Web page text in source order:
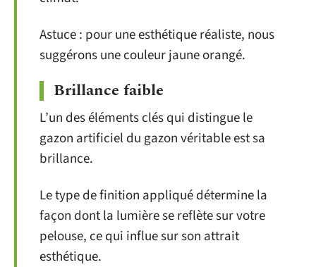
Astuce : pour une esthétique réaliste, nous
suggérons une couleur jaune orangé.
Brillance faible
L’un des éléments clés qui distingue le
gazon artificiel du gazon véritable est sa
brillance.
Le type de finition appliqué détermine la
façon dont la lumière se reflète sur votre
pelouse, ce qui influe sur son attrait
esthétique.